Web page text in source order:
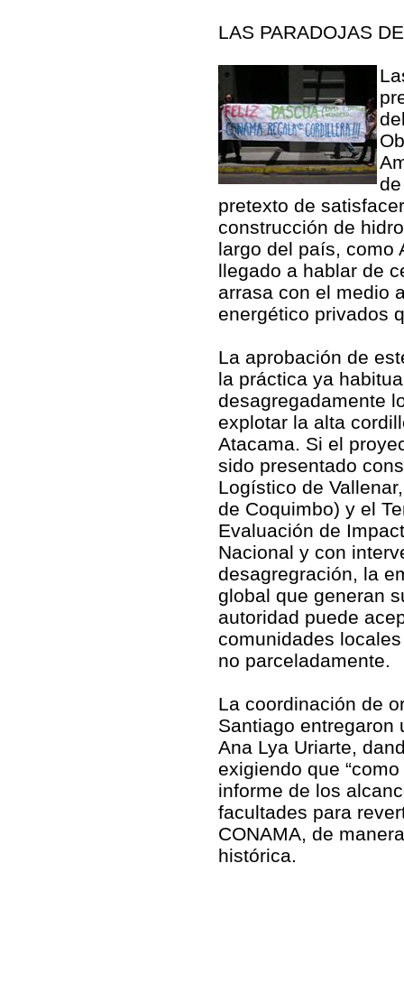
LAS PARADOJAS
pretexto de
construcción de
largo del país, como
llegado a hablar de
arrasa con el medio
energético privados
La aprobación de
la práctica ya
desagregadamente
explotar la alta
Atacama. Si el
sido presentado
Logístico de
de Coquimbo) y el
Evaluación de
Nacional y con
desagregración, la
global que generan
autoridad puede
comunidades
no parceladamente.
La coordinación de
Santiago entregaron
Ana Lya Uriarte,
exigiendo que
informe de los
facultades para
CONAMA, de
histórica.